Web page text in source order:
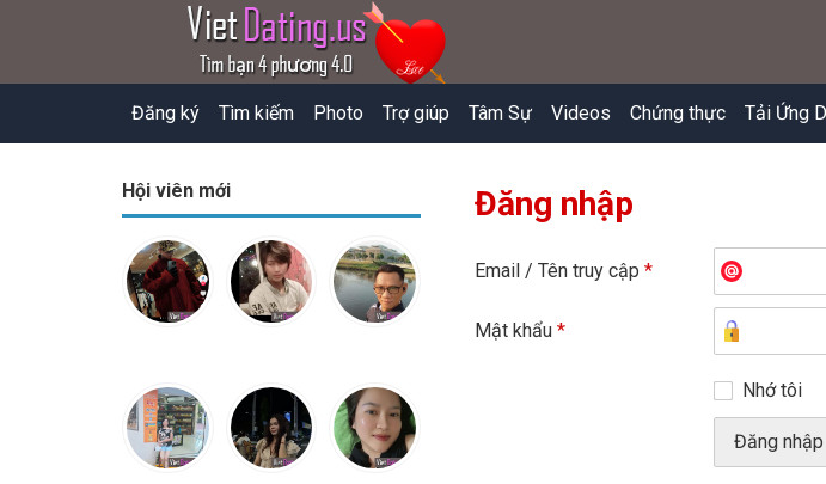
Đăng ký Tìm kiếm Photo Trợ giúp Tâm Sự Videos Chứng thực Tải Ứng
Hội viên mới Đăng nhập
Email / Tên truy cập *
Mật khẩu *
Nhớ tôi